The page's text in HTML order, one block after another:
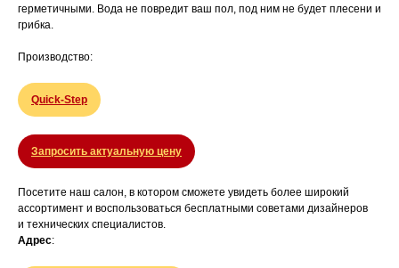
герметичными. Вода не повредит ваш пол, под ним не будет плесени и
грибка.
Производство:
Quick-Step
Запросить актуальную цену
Посетите наш салон, в котором сможете увидеть более широкий
ассортимент и воспользоваться бесплатными советами дизайнеров
и технических специалистов.
Адрес: